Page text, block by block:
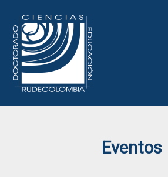
contenido
Eventos